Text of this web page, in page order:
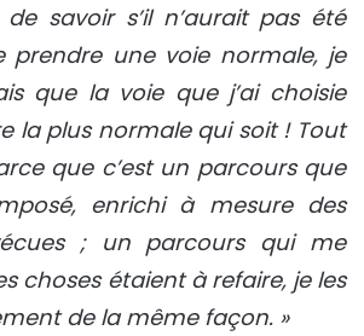
savoir s’il n’aurait pas été
prendre une voie normale, je
que la voie que j’ai choisie
la plus normale qui soit ! Tout
que c’est un parcours que
enrichi à mesure des
; un parcours qui me
choses étaient à refaire, je les
de la même façon. »